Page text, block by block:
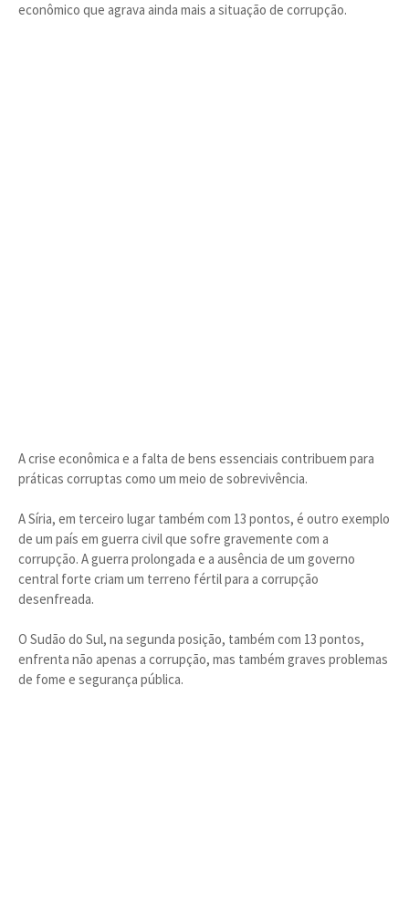
econômico que agrava ainda mais a situação de corrupção.
A crise econômica e a falta de bens essenciais contribuem para
práticas corruptas como um meio de sobrevivência.
A Síria, em terceiro lugar também com 13 pontos, é outro exemplo
de um país em guerra civil que sofre gravemente com a
corrupção. A guerra prolongada e a ausência de um governo
central forte criam um terreno fértil para a corrupção
desenfreada.
O Sudão do Sul, na segunda posição, também com 13 pontos,
enfrenta não apenas a corrupção, mas também graves problemas
de fome e segurança pública.